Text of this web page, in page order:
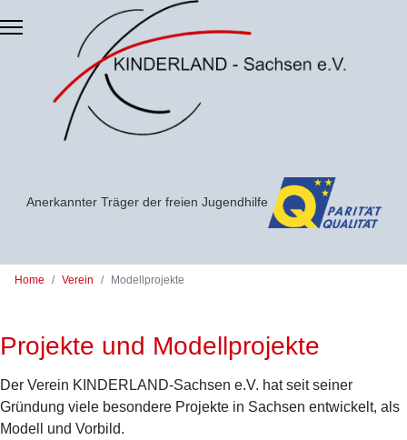
Zum Hauptinhalt springen
Anerkannter Träger der freien Jugendhilfe
Home Verein Modellprojekte
Projekte und Modellprojekte
Der Verein KINDERLAND-Sachsen e.V. hat seit seiner
Gründung viele besondere Projekte in Sachsen entwickelt, als
Modell und Vorbild.